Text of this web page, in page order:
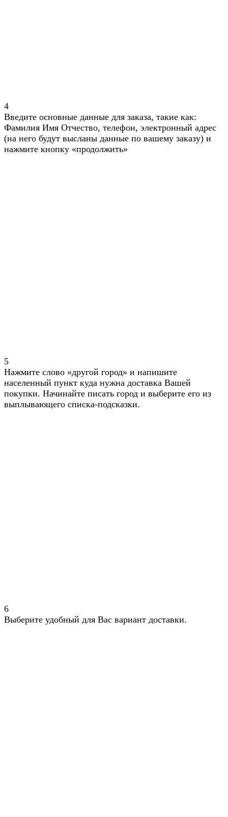
4
Введите основные данные для заказа, такие как:
Фамилия Имя Отчество, телефон, электронный адрес
(на него будут высланы данные по вашему заказу) и
нажмите кнопку «продолжить»
5
Нажмите слово «другой город» и напишите
населенный пункт куда нужна доставка Вашей
покупки. Начинайте писать город и выберите его из
выплывающего списка-подсказки.
6
Выберите удобный для Вас вариант доставки.